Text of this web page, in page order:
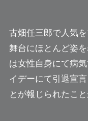
古畑任三郎で人気
舞台にほとんど姿
は女性自身にて病
イデーにて引退宣
とが報じられたこ